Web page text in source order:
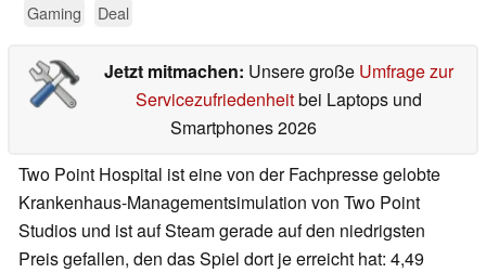
Gaming Deal
Jetzt mitmachen: Unsere große Umfrage zur
Servicezufriedenheitbei Laptops und
Smartphones 2026
Two Point Hospital ist eine von der Fachpresse gelobte
Krankenhaus-Managementsimulation von Two Point
Studios und ist auf Steam gerade auf den niedrigsten
Preis gefallen, den das Spiel dort je erreicht hat: 4,49